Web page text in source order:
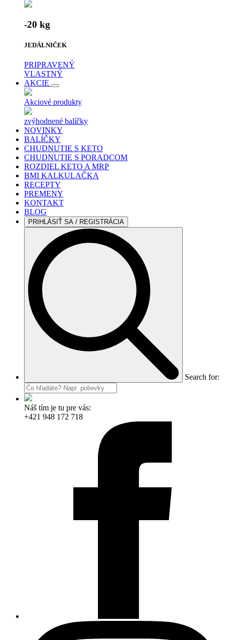
-20 kg
JEDÁLNIČEK
PRIPRAVENÝ
VLASTNÝ
AKCIE
Akciové produkty
zvýhodnené balíčky
NOVINKY
BALÍČKY
CHUDNUTIE S KETO
CHUDNUTIE S PORADCOM
ROZDIEL KETO A MRP
BMI KALKULAČKA
RECEPTY
PREMENY
KONTAKT
BLOG
PRIHLÁSIŤ SA / REGISTRÁCIA
Search for:
Náš tím je tu pre vás:
+421 948 172 718